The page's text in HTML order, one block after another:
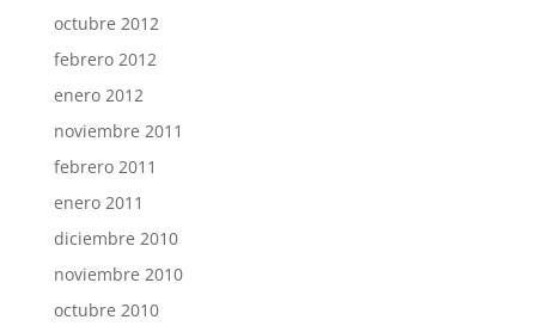
octubre 2012
febrero 2012
enero 2012
noviembre 2011
febrero 2011
enero 2011
diciembre 2010
noviembre 2010
octubre 2010